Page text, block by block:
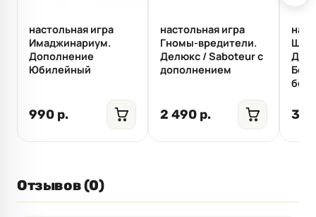
настольная игра
Имаджинариум.
Дополнение
Юбилейный
990 р.
настольная игра
Гномы-вредители.
Делюкс / Saboteur c
дополнением
2 490 р. 3
Отзывов (0)